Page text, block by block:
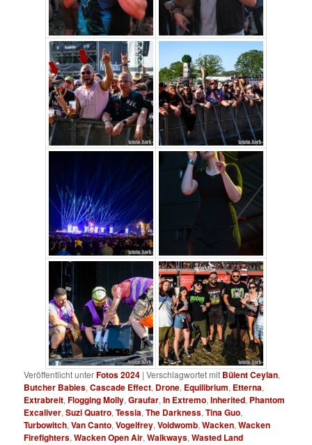
Veröffentlicht unterFotos 2024 |Verschlagwortet mit Bülent Ceylan,
Butcher Babies,Cascade Effect, Drone, Equilibrium, Etterna,
Extrabreit,Flogging Molly,Graufar,In Extremo,Inherited, Phantom
Excaliver,Suzi Quatro,Tessia,The Darkness,Tina Guo,
Turbowitch,Van Canto,Vogelfrey,Voidwomb,Wacken,Wacken
Firefighters,Wacken Open Air,Walkways,Wasted Land